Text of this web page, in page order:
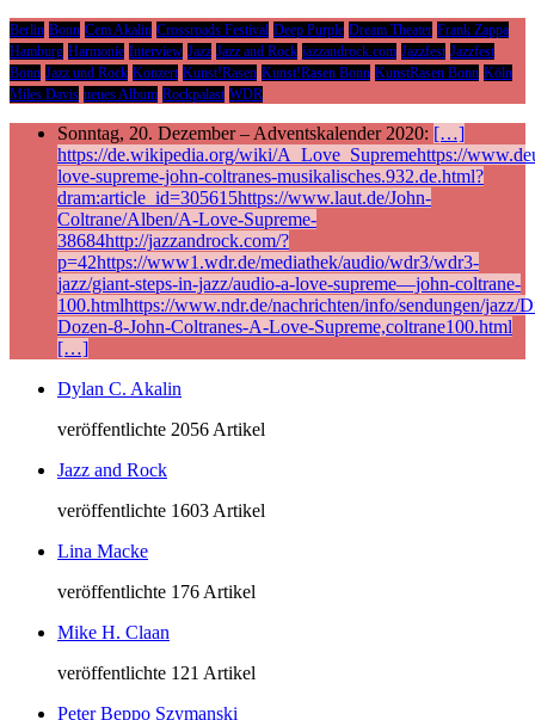
Berlin Bonn Cem Akalin Crossroads Festival Deep Purple Dream Theater Frank Zappa
Hamburg Harmonie Interview Jazz Jazz and Rock jazzandrock.com Jazzfest Jazzfest
Bonn Jazz und Rock Konzert Kunst!Rasen Kunst!Rasen Bonn KunstRasen Bonn Köln
Miles Davis neues Album Rockpalast WDR
Sonntag, 20. Dezember – Adventskalender 2020: […]
https://de.wikipedia.org/wiki/A_Love_Supremehttps://
love-supreme-john-coltranes-musikalisches.932.de.html?
dram:article_id=305615https://www.laut.de/John-
Coltrane/Alben/A-Love-Supreme-
38684http://jazzandrock.com/?
p=42https://www1.wdr.de/mediathek/audio/wdr3/wdr3-
jazz/giant-steps-in-jazz/audio-a-love-supreme—john-coltrane-
100.htmlhttps://www.ndr.de/nachrichten/info/sendungen/jazz/
Dozen-8-John-Coltranes-A-Love-Supreme,coltrane100.html
[…]
Dylan C. Akalin
veröffentlichte 2056 Artikel
Jazz and Rock
veröffentlichte 1603 Artikel
Lina Macke
veröffentlichte 176 Artikel
Mike H. Claan
veröffentlichte 121 Artikel
Peter Beppo Szymanski